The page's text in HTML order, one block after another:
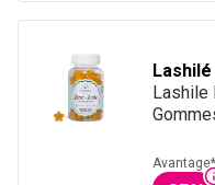
Lashile
Avantage*